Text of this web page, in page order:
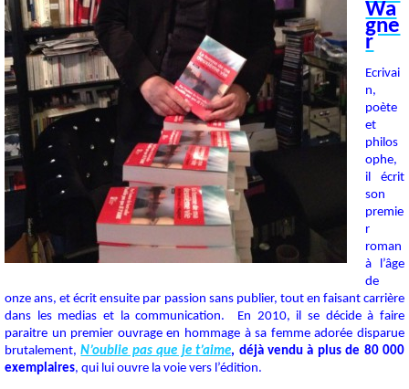
Wa
gne
r
Ecrivai
n,
poète
et
philos
ophe,
il écrit
son
premie
r
roman
à l’âge
de
onze ans, et écrit ensuite par passion sans publier, tout en faisant carrière
dans les medias et la communication. En 2010, il se décide à faire
paraitre un premier ouvrage en hommage à sa femme adorée disparue
brutalement,N’oublie pas que je t’aime, déjà vendu à plus de 80 000
exemplaires, qui lui ouvre la voie vers l’édition.